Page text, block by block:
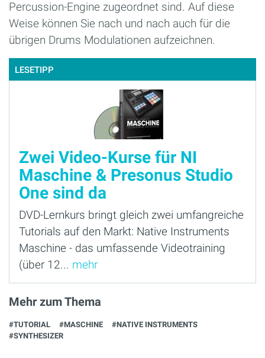
Percussion-Engine zugeordnet sind. Auf diese
Weise können Sie nach und nach auch für die
übrigen Drums Modulationen aufzeichnen.
LESETIPP
Zwei Video-Kurse für NI
Maschine & Presonus Studio
One sind da
DVD-Lernkurs bringt gleich zwei umfangreiche
Tutorials auf den Markt: Native Instruments
Maschine - das umfassende Videotraining
(über 12... mehr
Mehr zum Thema
#TUTORIAL #MASCHINE
#NATIVE INSTRUMENTS
#SYNTHESIZER